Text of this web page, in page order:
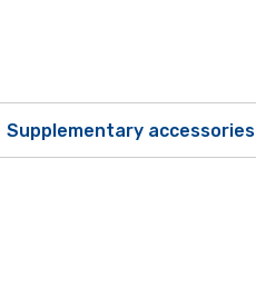
Supplementary accessories